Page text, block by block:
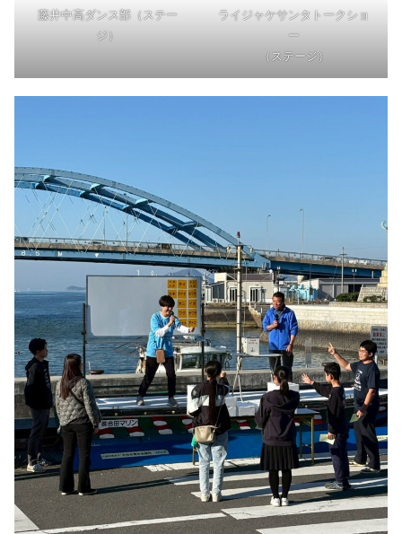
藤井中高ダンス部（ステー
ジ）
ライジャケサンタトークショ
ー
（ステージ）